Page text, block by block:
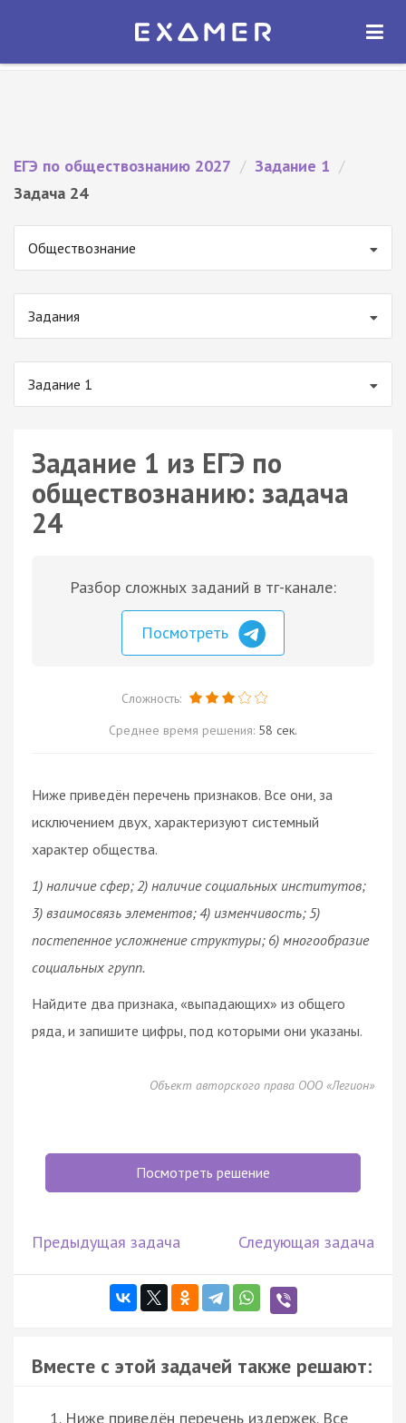
Экзамер — ЕГЭ 2027
ОТКРЫТЬ
ЕГЭ по обществознанию 2027 / Задание 1 /
Задача 24
Обществознание
Задания
Задание 1
Задание 1 из ЕГЭ по
обществознанию: задача
24
Разбор сложных заданий в тг-канале:
Посмотреть
Сложность:
Среднее время решения: 58 сек.
Ниже приведён перечень признаков. Все они, за
исключением двух, характеризуют системный
характер общества.
1) наличие сфер; 2) наличие социальных институтов;
3) взаимосвязь элементов; 4) изменчивость; 5)
постепенное усложнение структуры; 6) многообразие
социальных групп.
Найдите два признака, «выпадающих» из общего
ряда, и запишите цифры, под которыми они указаны.
Объект авторского права ООО «Легион»
Посмотреть решение
Предыдущая задача Следующая задача
Вместе с этой задачей также решают:
1. Ниже приведён перечень издержек. Все